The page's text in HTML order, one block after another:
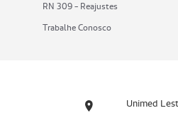
RN 309 - Reajustes
Trabalhe Conosco
Unimed